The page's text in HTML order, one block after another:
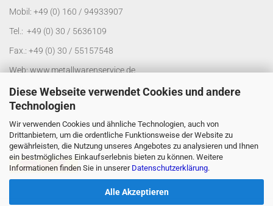
Diese Webseite verwendet Cookies und andere
Technologien
Wir verwenden Cookies und ähnliche Technologien, auch von
Drittanbietern, um die ordentliche Funktionsweise der Website zu
gewährleisten, die Nutzung unseres Angebotes zu analysieren und Ihnen
ein bestmögliches Einkaufserlebnis bieten zu können. Weitere
Informationen finden Sie in unserer Datenschutzerklärung.
Alle Akzeptieren
Mobil: +49 (0) 160 / 94933907
Tel.: +49 (0) 30 / 5636109
Fax.: +49 (0) 30 / 55157548
Web: www.metallwarenservice.de
Email:shop@metallwarenservice.de
Versand mit DHL